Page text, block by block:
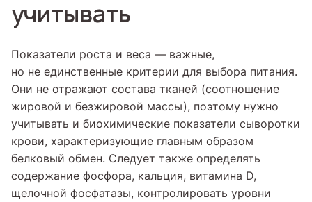
учитывать
Показатели роста и веса — важные,
но не единственные критерии для выбора питания.
Они не отражают состава тканей (соотношение
жировой и безжировой массы), поэтому нужно
учитывать и биохимические показатели сыворотки
крови, характеризующие главным образом
белковый обмен. Следует также определять
содержание фосфора, кальция, витамина D,
щелочной фосфатазы, контролировать уровни